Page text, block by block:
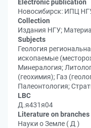
Electronic publication
Новосибирск: ИПЦ
Collection
Издания НГУ;
Subjects
Геология
ископаемые
Минералогия;
(геохимия); Газ
Палеонтология;
LBC
Д.я431я04
Literature on
Науки о Земле ( Д )